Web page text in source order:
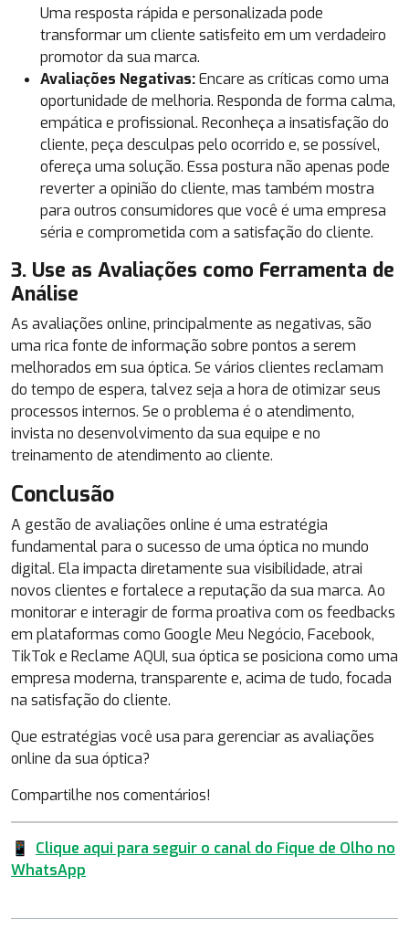
Uma resposta rápida e personalizada pode
transformar um cliente satisfeito em um verdadeiro
promotor da sua marca.
Avaliações Negativas:Encare as críticas como uma
oportunidade de melhoria. Responda de forma calma,
empática e profissional. Reconheça a insatisfação do
cliente, peça desculpas pelo ocorrido e, se possível,
ofereça uma solução. Essa postura não apenas pode
reverter a opinião do cliente, mas também mostra
para outros consumidores que você é uma empresa
séria e comprometida com a satisfação do cliente.
3. Use as Avaliações como Ferramenta de
Análise
As avaliações online, principalmente as negativas, são
uma rica fonte de informação sobre pontos a serem
melhorados em sua óptica. Se vários clientes reclamam
do tempo de espera, talvez seja a hora de otimizar seus
processos internos. Se o problema é o atendimento,
invista no desenvolvimento da sua equipe e no
treinamento de atendimento ao cliente.
Conclusão
A gestão de avaliações online é uma estratégia
fundamental para o sucesso de uma óptica no mundo
digital. Ela impacta diretamente sua visibilidade, atrai
novos clientes e fortalece a reputação da sua marca. Ao
monitorar e interagir de forma proativa com os feedbacks
em plataformas como Google Meu Negócio, Facebook,
TikTok e Reclame AQUI, sua óptica se posiciona como uma
empresa moderna, transparente e, acima de tudo, focada
na satisfação do cliente.
Que estratégias você usa para gerenciar as avaliações
online da sua óptica?
Compartilhe nos comentários!
📱
Clique aqui para seguir o canal do Fique de Olho no
WhatsApp